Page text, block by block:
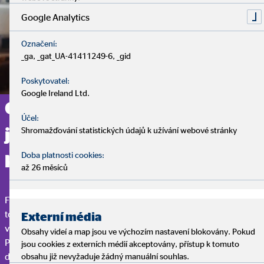
Chcete se profesně vydat
jinou cestou? Začněte svou
kariéru právě u nás!
Flexibilita, sebeurčení a naplňující práce, která má smysl a cíl –
to je to, díky čemu je práce finančního poradce OVB tolik
výjimečná.
Pouze vaše práce rozhoduje o tom, jak vysoko se u nás můžete
dostat. Jestli už vás nebaví stereotypní pracovní den, chcete
Google Analytics
Označení:
_ga, _gat_UA-41411249-6, _gid
Poskytovatel:
Google Ireland Ltd.
Účel:
Shromažďování statistických údajů k užívání webové stránky
Doba platnosti cookies:
až 26 měsíců
Externí média
Obsahy videí a map jsou ve výchozím nastavení blokovány. Pokud
jsou cookies z externích médií akceptovány, přístup k tomuto
obsahu již nevyžaduje žádný manuální souhlas.